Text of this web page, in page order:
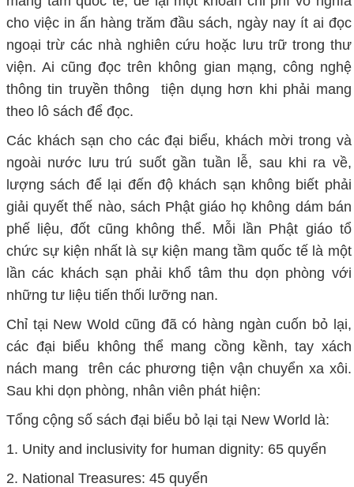
cho việc in ấn hàng trăm đầu sách, ngày nay ít ai đọc
ngoại trừ các nhà nghiên cứu hoặc lưu trữ trong thư
viện. Ai cũng đọc trên không gian mạng, công nghệ
thông tin truyền thông tiện dụng hơn khi phải mang
theo lô sách để đọc.
Các khách sạn cho các đại biểu, khách mời trong và
ngoài nước lưu trú suốt gần tuần lễ, sau khi ra về,
lượng sách để lại đến độ khách sạn không biết phải
giải quyết thế nào, sách Phật giáo họ không dám bán
phế liệu, đốt cũng không thể. Mỗi lần Phật giáo tổ
chức sự kiện nhất là sự kiện mang tầm quốc tế là một
lần các khách sạn phải khổ tâm thu dọn phòng với
những tư liệu tiến thối lưỡng nan.
Chỉ tại New Wold cũng đã có hàng ngàn cuốn bỏ lại,
các đại biểu không thể mang cồng kềnh, tay xách
nách mang trên các phương tiện vận chuyển xa xôi.
Sau khi dọn phòng, nhân viên phát hiện:
Tổng cộng số sách đại biểu bỏ lại tại New World là:
1. Unity and inclusivity for human dignity: 65 quyển
2. National Treasures: 45 quyển